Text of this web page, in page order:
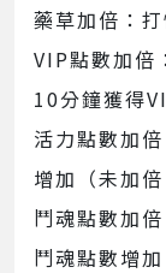
藥草加倍：
VIP點數加倍
10分鐘獲得
活力點數加
增加（未加
鬥魂點數加
鬥魂點數增加